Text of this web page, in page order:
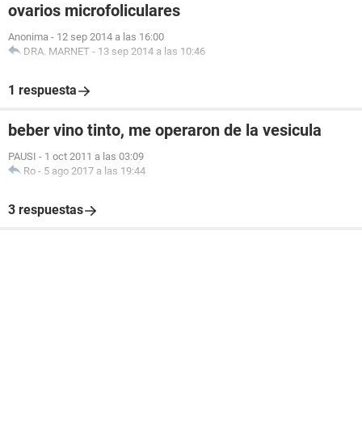
ovarios microfoliculares
Anonima - 12 sep 2014 a las 16:00
DRA. MARNET - 13 sep 2014 a las 10:46
1 respuesta
beber vino tinto, me operaron de la vesicula
PAUSI - 1 oct 2011 a las 03:09
Ro - 5 ago 2017 a las 19:44
3 respuestas